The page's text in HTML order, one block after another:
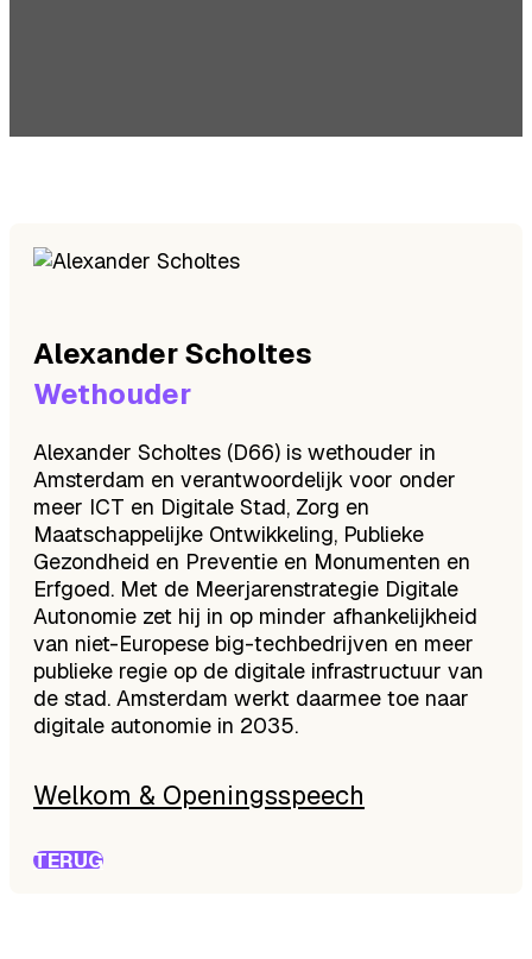
AlexanderScholtes
Wethouder
Alexander Scholtes (D66) is wethouder in
Amsterdam en verantwoordelijk voor onder
meer ICT en Digitale Stad, Zorg en
Maatschappelijke Ontwikkeling, Publieke
Gezondheid en Preventie en Monumenten en
Erfgoed. Met de Meerjarenstrategie Digitale
Autonomie zet hij in op minder afhankelijkheid
van niet-Europese big-techbedrijven en meer
publieke regie op de digitale infrastructuur van
de stad. Amsterdam werkt daarmee toe naar
digitale autonomie in 2035.
Welkom & Openingsspeech
TERUG